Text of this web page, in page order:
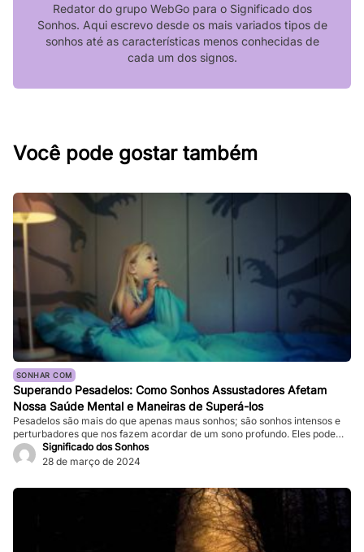
Redator do grupo WebGo para o Significado dos
Sonhos. Aqui escrevo desde os mais variados tipos de
sonhos até as características menos conhecidas de
cada um dos signos.
Você pode gostar também
SONHAR COM
Superando Pesadelos: Como Sonhos Assustadores Afetam
Nossa Saúde Mental e Maneiras de Superá-los
Pesadelos são mais do que apenas maus sonhos; são sonhos intensos e
perturbadores que nos fazem acordar de um sono profundo. Eles podem
ser tão vívidos e assustadores que fazem nosso coração bater forte, e a
sensação de medo persiste mesmo depois de acordarmos. Enquanto
impactar significativamente nossa […]
Significado dos Sonhos
28 de março de 2024